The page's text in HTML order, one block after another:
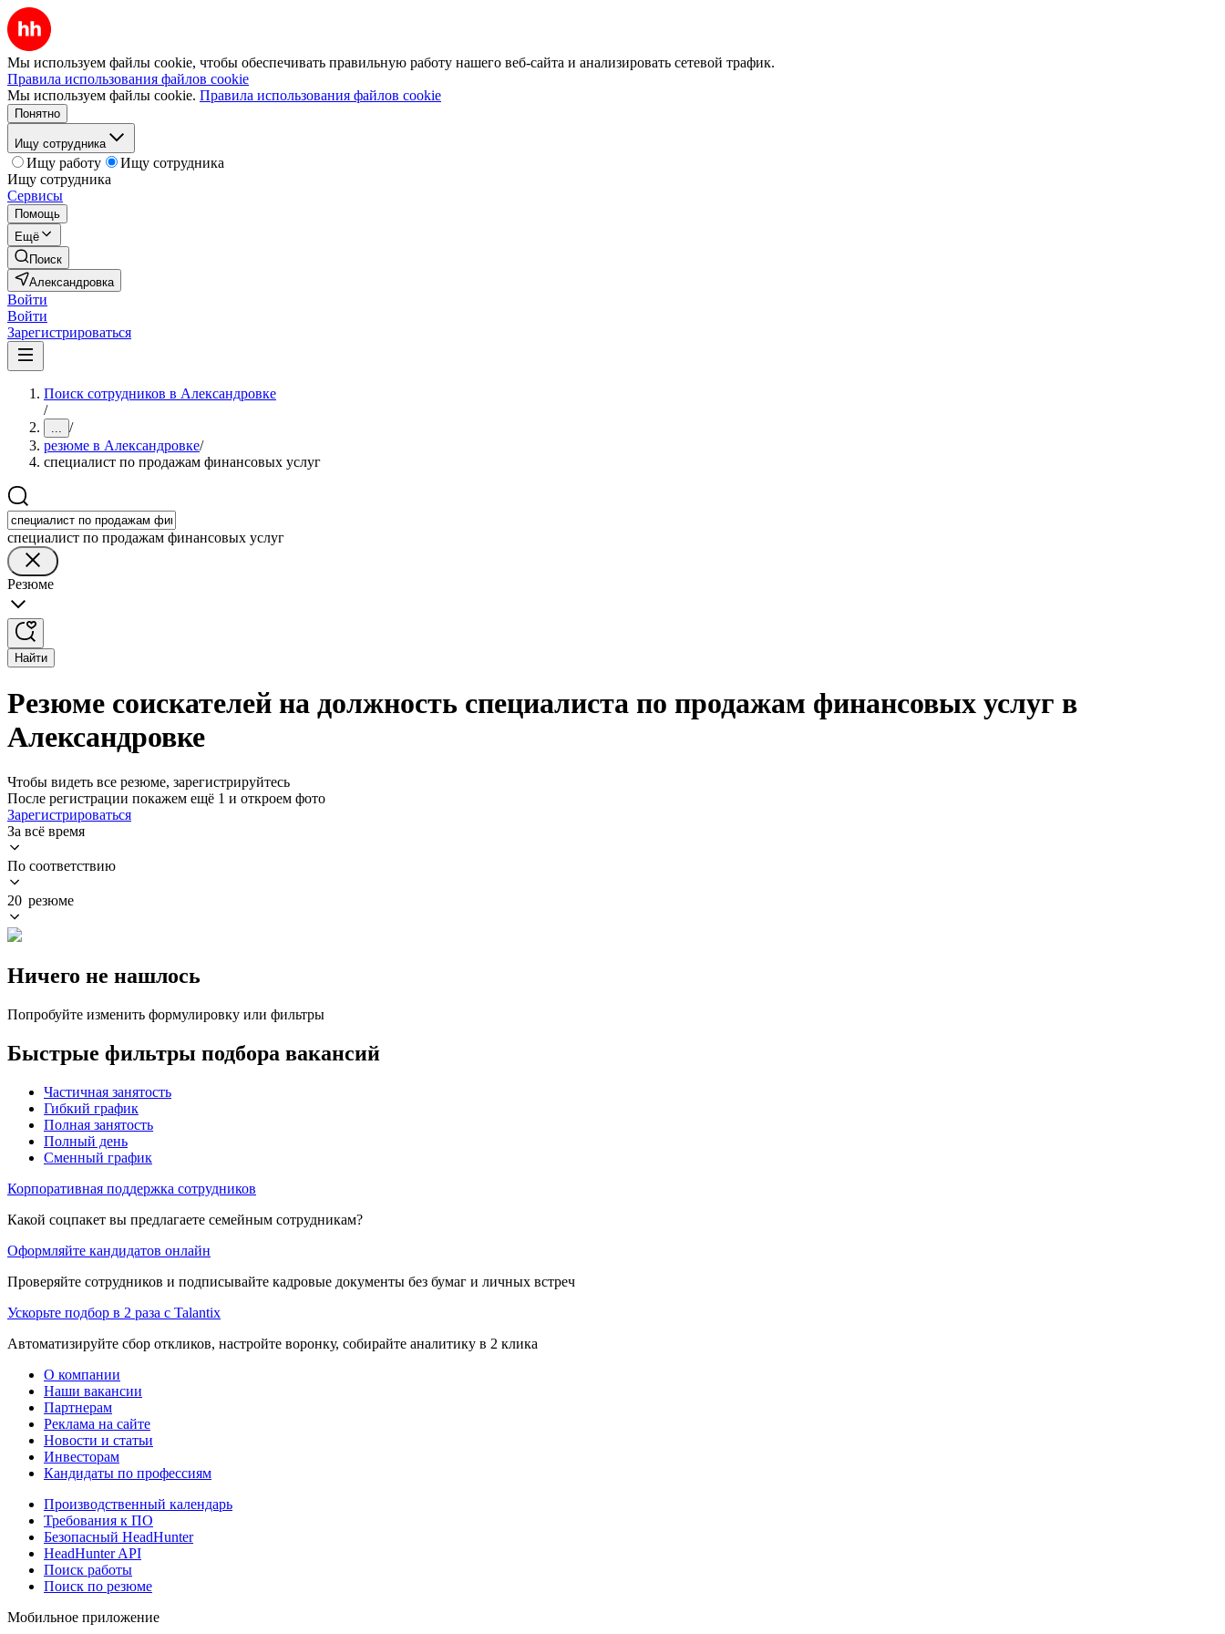
Мы используем файлы cookie, чтобы обеспечивать правильную работу нашего веб-сайта и анализировать сетевой трафик.
Правила использования файлов cookie
Мы используем файлы cookie. Правила использования файлов cookie
Понятно
Ищу сотрудника
Ищу работу
Ищу сотрудника
Ищу сотрудника
Сервисы
Помощь
Ещё
Поиск
Александровка
Войти
Войти
Зарегистрироваться
Поиск сотрудников в Александровке
/
... /
резюме в Александровке/
специалист по продажам финансовых услуг
специалист по продажам финансовых услуг
Резюме
Найти
Резюме соискателей на должность специалиста по продажам финансовых услуг в
Александровке
Чтобы видеть все резюме, зарегистрируйтесь
После регистрации покажем ещё 1 и откроем фото
Зарегистрироваться
За всё время
По соответствию
20 резюме
Ничего не нашлось
Попробуйте изменить формулировку или фильтры
Быстрые фильтры подбора вакансий
Частичная занятость
Гибкий график
Полная занятость
Полный день
Сменный график
Корпоративная поддержка сотрудников
Какой соцпакет вы предлагаете семейным сотрудникам?
Оформляйте кандидатов онлайн
Проверяйте сотрудников и подписывайте кадровые документы без бумаг и личных встреч
Ускорьте подбор в 2 раза с Talantix
Автоматизируйте сбор откликов, настройте воронку, собирайте аналитику в 2 клика
О компании
Наши вакансии
Партнерам
Реклама на сайте
Новости и статьи
Инвесторам
Кандидаты по профессиям
Производственный календарь
Требования к ПО
Безопасный HeadHunter
HeadHunter API
Поиск работы
Поиск по резюме
Мобильное приложение